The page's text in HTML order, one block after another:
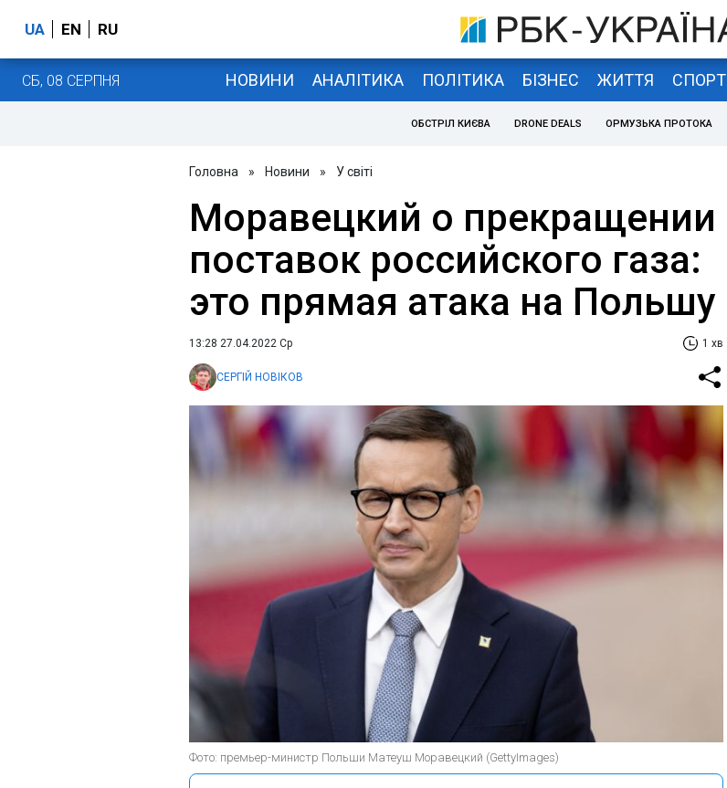
UA EN RU
СБ, 08 СЕРПНЯ НОВИНИ АНАЛІТИКА ПОЛІТИКА БІЗНЕС ЖИТТЯ СПОРТ
ОБСТРІЛ КИЄВА DRONE DEALS ОРМУЗЬКА ПРОТОКА
Головна » Новини » У світі
Моравецкий о прекращении
поставок российского газа:
это прямая атака на Польшу
13:28 27.04.2022 Ср 1 хв
СЕРГІЙ НОВІКОВ
Фото: премьер-министр Польши Матеуш Моравецкий (GettyImages)